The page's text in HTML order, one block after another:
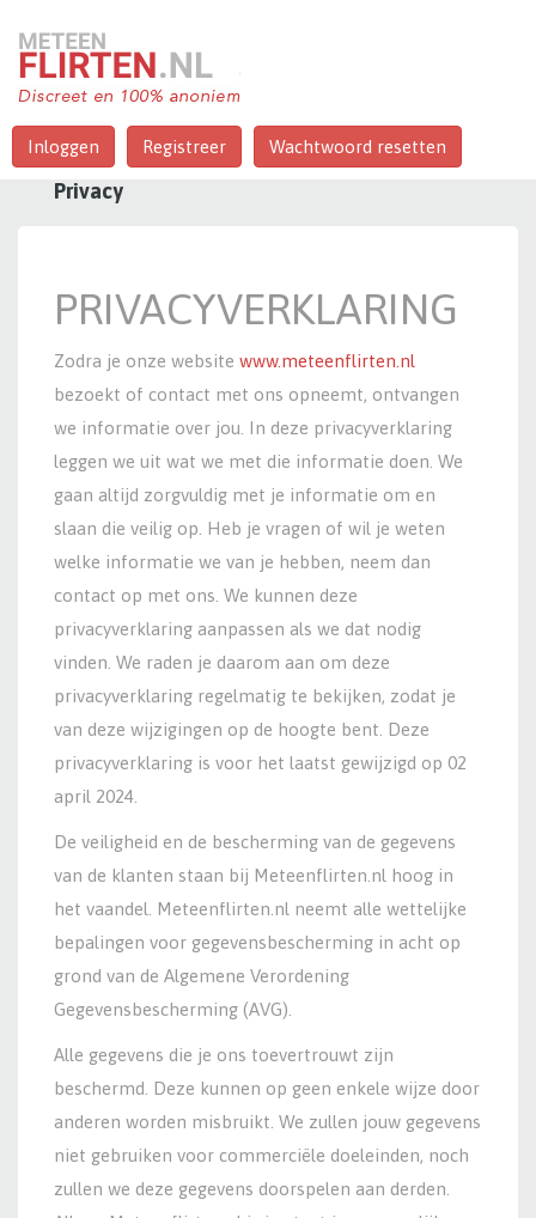
Inloggen Registreer Wachtwoord resetten
Privacy
PRIVACYVERKLARING
Zodra je onze website www.meteenflirten.nl
bezoekt of contact met ons opneemt, ontvangen
we informatie over jou. In deze privacyverklaring
leggen we uit wat we met die informatie doen. We
gaan altijd zorgvuldig met je informatie om en
slaan die veilig op. Heb je vragen of wil je weten
welke informatie we van je hebben, neem dan
contact op met ons. We kunnen deze
privacyverklaring aanpassen als we dat nodig
vinden. We raden je daarom aan om deze
privacyverklaring regelmatig te bekijken, zodat je
van deze wijzigingen op de hoogte bent. Deze
privacyverklaring is voor het laatst gewijzigd op 02
april 2024.
De veiligheid en de bescherming van de gegevens
van de klanten staan bij Meteenflirten.nl hoog in
het vaandel. Meteenflirten.nl neemt alle wettelijke
bepalingen voor gegevensbescherming in acht op
grond van de Algemene Verordening
Gegevensbescherming (AVG).
Alle gegevens die je ons toevertrouwt zijn
beschermd. Deze kunnen op geen enkele wijze door
anderen worden misbruikt. We zullen jouw gegevens
niet gebruiken voor commerciële doeleinden, noch
zullen we deze gegevens doorspelen aan derden.